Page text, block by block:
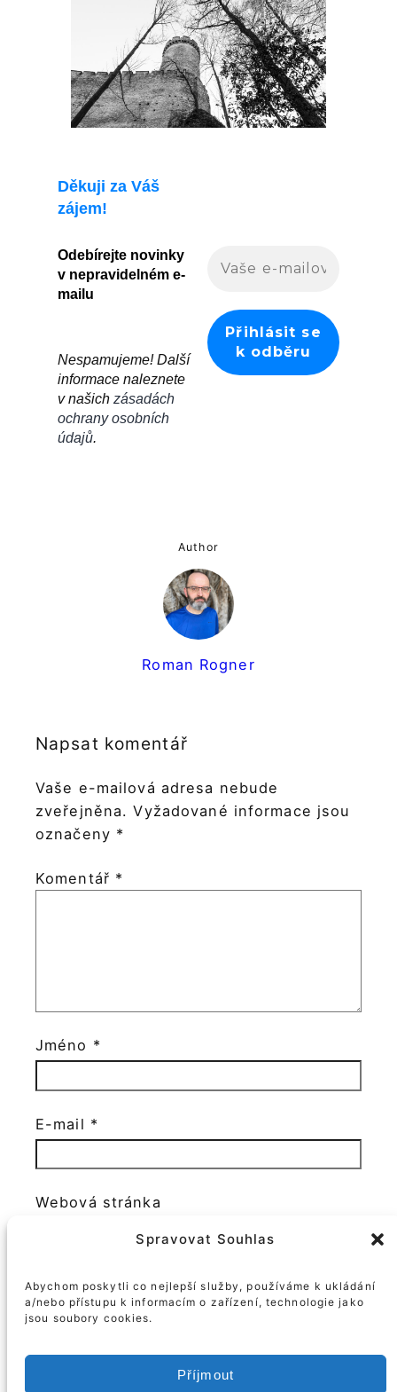
Spravovat Souhlas
Abychom poskytli co nejlepší služby, používáme k ukládání
a/nebo přístupu k informacím o zařízení, technologie jako
jsou soubory cookies.
Příjmout
Děkuji za Váš
zájem!
Odebírejte novinky
v nepravidelném e-
mailu
Nespamujeme! Další
informace naleznete
v našich zásadách
ochrany osobních
údajů.
Author
Roman Rogner
Napsat komentář
Vaše e-mailová adresa nebude
zveřejněna. Vyžadované informace jsou
označeny *
Komentář *
Jméno *
E-mail *
Webová stránka
Ano, přidejte mě do svého seznamu
odběratelů